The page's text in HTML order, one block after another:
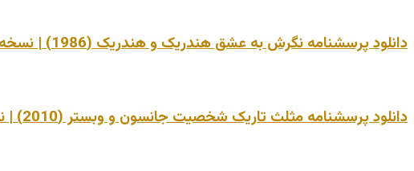
دانلود پرسشنامه نگرش به عشق هندریک و هندریک (1986) | نسخه استاندارد
دانلود پرسشنامه مثلث تاریک شخصیت جانسون و وبستر (2010) | نسخه استاندارد